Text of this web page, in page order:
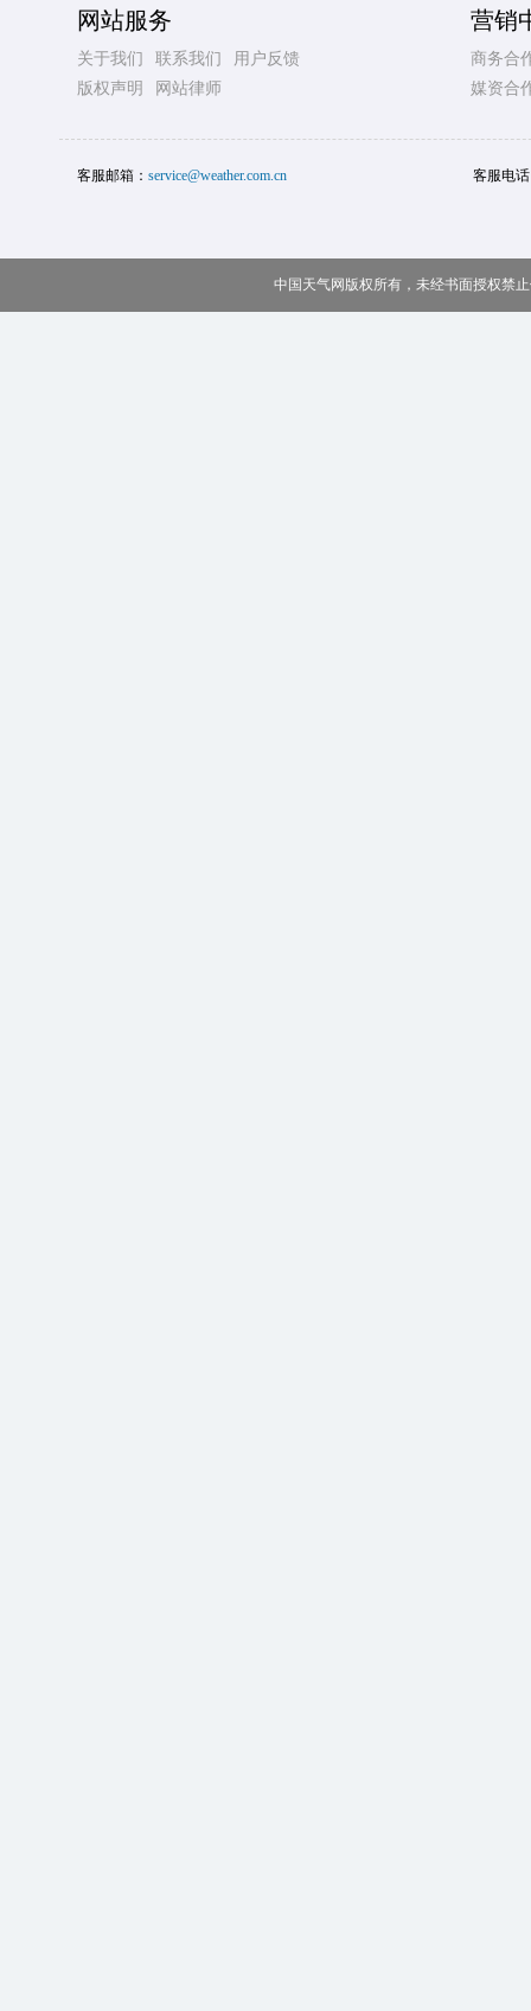
网站服务
关于我们 联系我们
用户反馈
版权声明
网站律师
营销
商务合
媒资合
客服邮箱： service@weather.com.cn 客服电
中国天气网版权所有，未经书面授权